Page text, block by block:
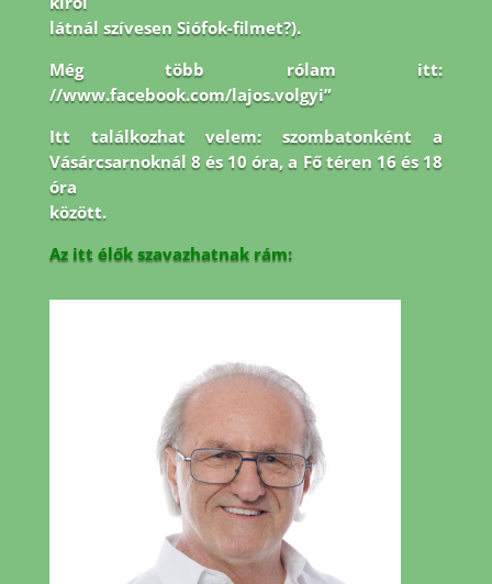
látnál szívesen Siófok-filmet?).
Még több rólam itt:
//www.facebook.com/lajos.volgyi”
Itt találkozhat velem: szombatonként a
Vásárcsarnoknál 8 és 10 óra, a Fő téren 16 és 18
óra
között.
Az itt élők szavazhatnak rám: